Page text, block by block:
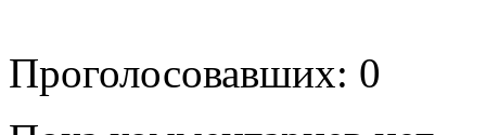
Проголосовавших: 0